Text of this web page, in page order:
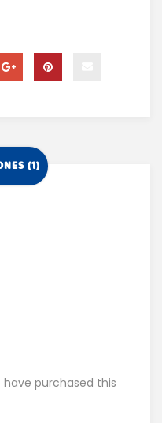
(1)
purchased this